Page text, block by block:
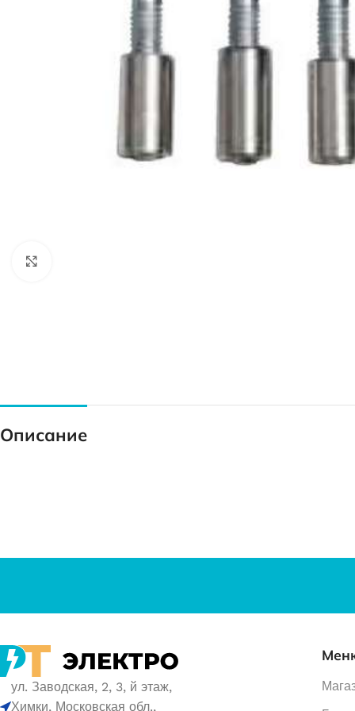
Описание
ул. Заводская, 2, 3, й этаж,
Химки, Московская обл.,